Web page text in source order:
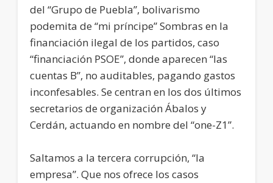
del “Grupo de Puebla”, bolivarismo
podemita de “mi príncipe” Sombras en la
financiación ilegal de los partidos, caso
“financiación PSOE”, donde aparecen “las
cuentas B”, no auditables, pagando gastos
inconfesables. Se centran en los dos últimos
secretarios de organización Ábalos y
Cerdán, actuando en nombre del “one-Z1”.
Saltamos a la tercera corrupción, “la
empresa”. Que nos ofrece los casos